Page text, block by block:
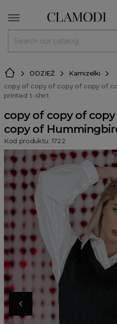
ODZIEŻ
Kamizelki
copy of copy of copy of copy of
printed t-shirt
copy of copy of
copy of
Kod produktu: 1722